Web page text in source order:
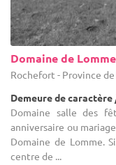
Domaine de Lomme
Rochefort - Province
Demeure de caractère
Domaine salle des
anniversaire ou
Domaine de Lomme.
centre de ...